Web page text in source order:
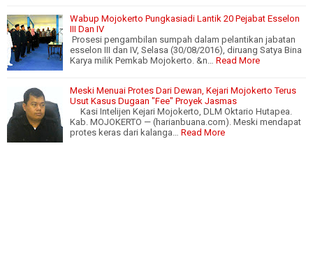
Wabup Mojokerto Pungkasiadi Lantik 20 Pejabat Esselon
III Dan IV
Prosesi pengambilan sumpah dalam pelantikan jabatan
esselon III dan IV, Selasa (30/08/2016), diruang Satya Bina
Karya milik Pemkab Mojokerto. &n…
Read More
Meski Menuai Protes Dari Dewan, Kejari Mojokerto Terus
Usut Kasus Dugaan "Fee" Proyek Jasmas
Kasi Intelijen Kejari Mojokerto, DLM Oktario Hutapea.
Kab. MOJOKERTO — (harianbuana.com). Meski mendapat
protes keras dari kalanga…
Read More